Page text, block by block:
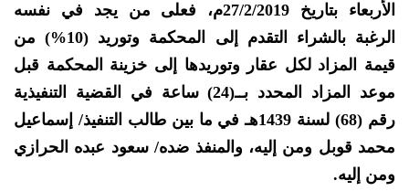
الأربعاء بتاريخ 27/2/2019م، فعلى من يجد في نفسه
الرغبة بالشراء التقدم إلى المحكمة وتوريد (10%) من
قيمة المزاد لكل عقار وتوريدها إلى خزينة المحكمة قبل
موعد المزاد المحدد بــ(24) ساعة في القضية التنفيذية
رقم (68) لسنة 1439هـ في ما بين طالب التنفيذ/ إسماعيل
محمد قوبل ومن إليه، والمنفذ ضده/ سعود عبده الحرازي
ومن إليه.